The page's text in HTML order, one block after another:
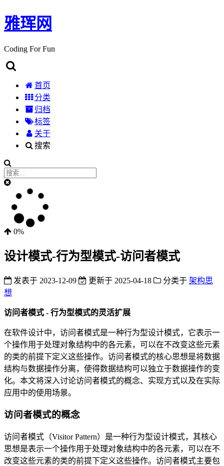
雅珲网
Coding For Fun
首页
分类
归档
标签
关于
搜索
0%
设计模式-行为型模式-访问者模式
发表于 2023-12-09 更新于 2025-04-18 分类于 架构思
想
访问者模式 - 行为型模式的灵活扩展
在软件设计中，访问者模式是一种行为型设计模式，它表示一
个操作用于处理对象结构中的各元素，可以在不改变这些元素
的类的前提下定义这些操作。访问者模式的核心思想是将数据
结构与数据操作分离，使得数据结构可以独立于数据操作的变
化。本文将深入讨论访问者模式的概念、实现方式以及在实际
应用中的使用场景。
访问者模式的概念
访问者模式（Visitor Pattern）是一种行为型设计模式，其核心
思想是表示一个操作用于处理对象结构中的各元素，可以在不
改变这些元素的类的前提下定义这些操作。访问者模式主要包